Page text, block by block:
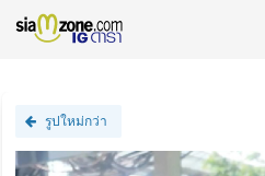
รูปใหม่กว่า